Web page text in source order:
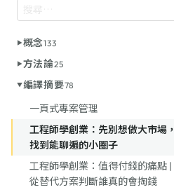
概念133
方法論25
編譯摘要78
一頁式專案管理
工程師學創業：先別想做大市場，
找到能聊遍的小圈子
工程師學創業：值得付錢的痛點 |
從替代方案判斷誰真的會掏錢